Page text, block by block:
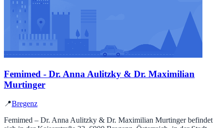
Femimed - Dr. Anna Aulitzky & Dr. Maximilian
Murtinger
📍Bregenz
Femimed – Dr. Anna Aulitzky & Dr. Maximilian Murtinger befindet